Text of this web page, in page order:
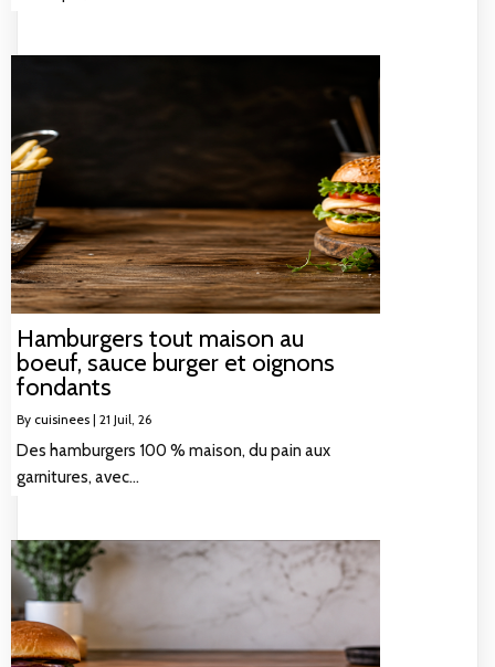
Hamburgers tout maison au
boeuf, sauce burger et oignons
fondants
By cuisinees | 21 Juil, 26
Des hamburgers 100 % maison, du pain aux
garnitures, avec…